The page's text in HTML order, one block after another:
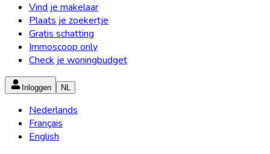
Vind je makelaar
Plaats je zoekertje
Gratis schatting
Immoscoop only
Check je woningbudget
Inloggen NL
Nederlands
Français
English